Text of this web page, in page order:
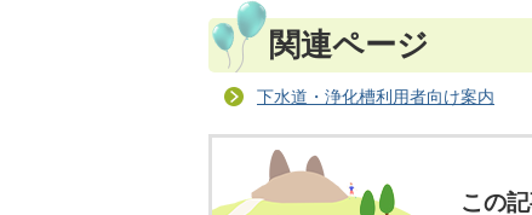
関連ページ
下水道・浄化槽利用者向け案内
この